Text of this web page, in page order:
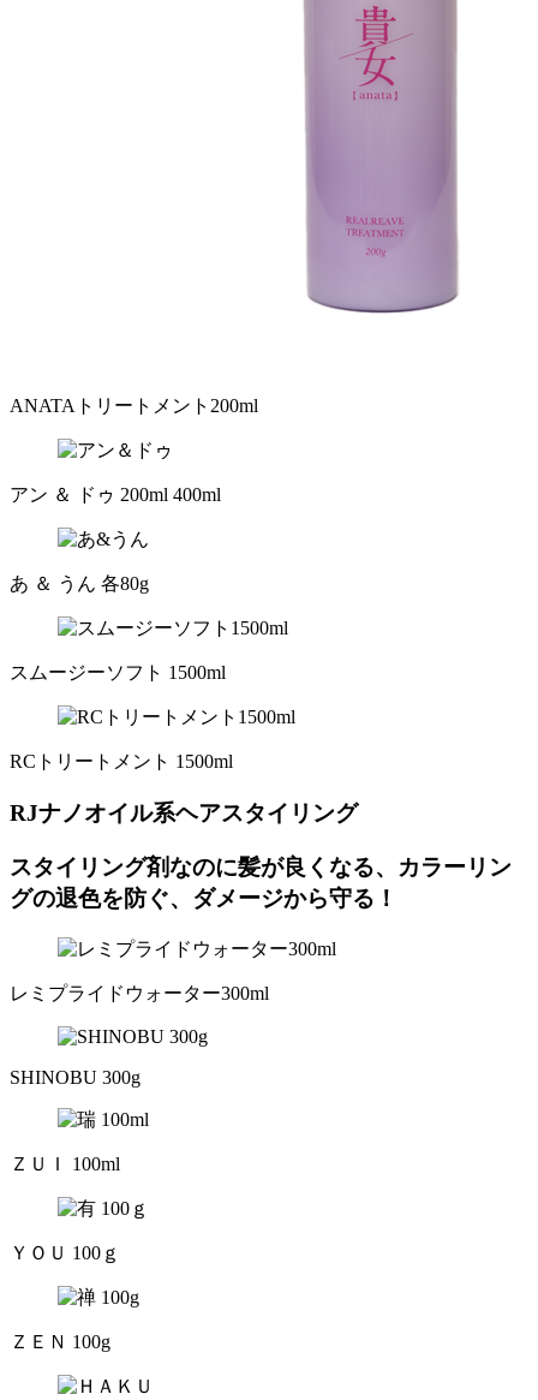
ANATAトリートメント200ml
アン ＆ ドゥ 200ml 400ml
あ ＆ うん 各80g
スムージーソフト 1500ml
RCトリートメント 1500ml
RJナノオイル系ヘアスタイリング
スタイリング剤なのに髪が良くなる、カラーリン
グの退色を防ぐ、ダメージから守る！
レミプライドウォーター300ml
SHINOBU 300g
ＺＵＩ 100ml
ＹＯＵ 100ｇ
ＺＥＮ 100g